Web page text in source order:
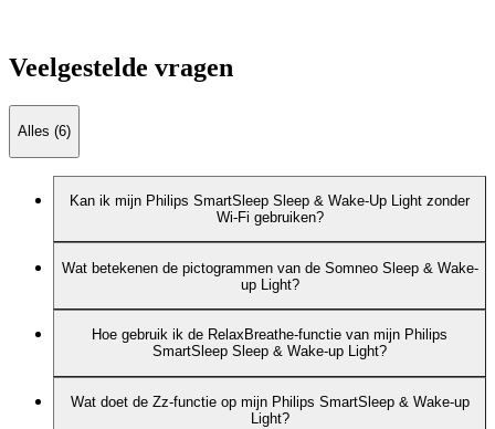
Veelgestelde vragen
Alles (6)
Kan ik mijn Philips SmartSleep Sleep & Wake-Up Light zonder
Wi-Fi gebruiken?
Wat betekenen de pictogrammen van de Somneo Sleep & Wake-
up Light?
Hoe gebruik ik de RelaxBreathe-functie van mijn Philips
SmartSleep Sleep & Wake-up Light?
Wat doet de Zz-functie op mijn Philips SmartSleep & Wake-up
Light?